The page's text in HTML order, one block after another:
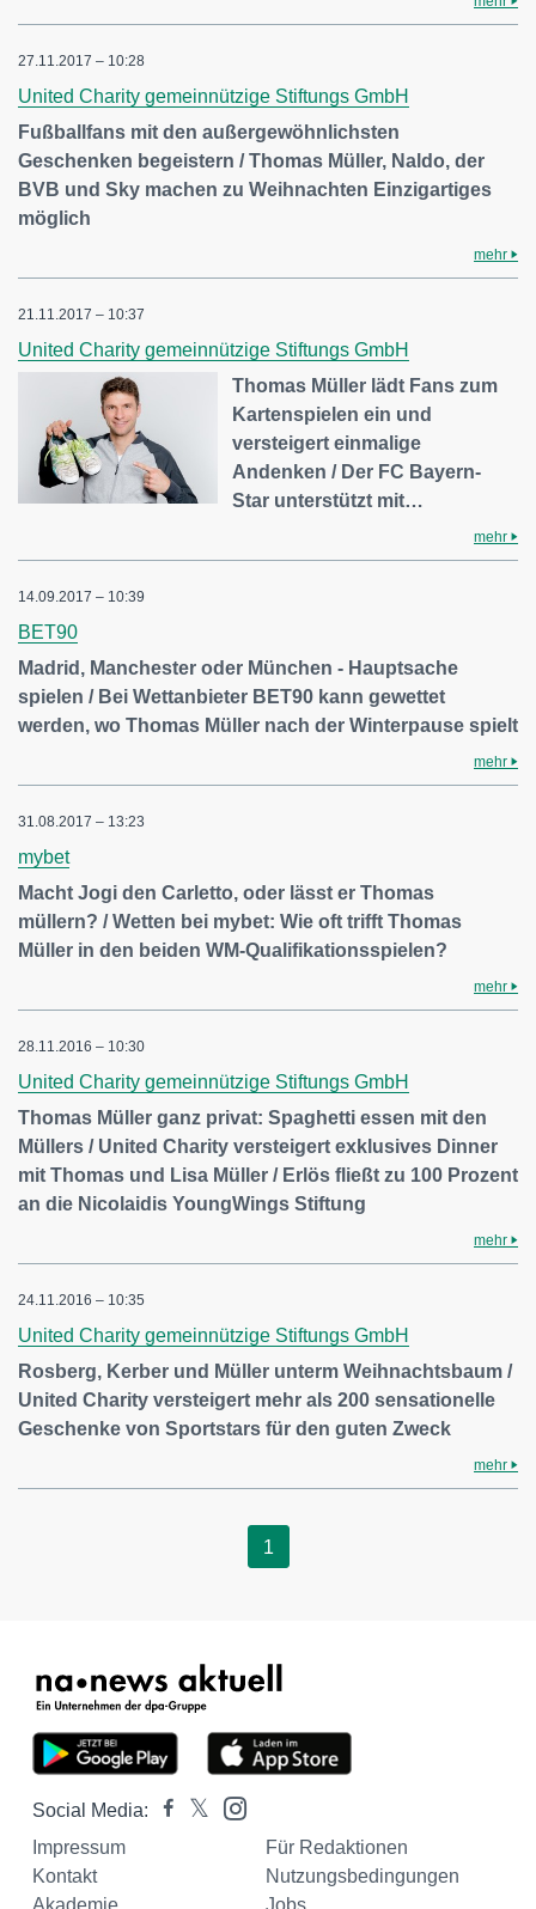
27.11.2017 – 10:28
United Charity gemeinnützige Stiftungs GmbH
Fußballfans mit den außergewöhnlichsten
Geschenken begeistern / Thomas Müller, Naldo, der
BVB und Sky machen zu Weihnachten Einzigartiges
möglich
mehr
21.11.2017 – 10:37
United Charity gemeinnützige Stiftungs GmbH
Thomas Müller lädt Fans zum
Kartenspielen ein und
versteigert einmalige
Andenken / Der FC Bayern-
Star unterstützt mit…
mehr
14.09.2017 – 10:39
BET90
Madrid, Manchester oder München - Hauptsache
spielen / Bei Wettanbieter BET90 kann gewettet
werden, wo Thomas Müller nach der Winterpause spielt
mehr
31.08.2017 – 13:23
mybet
Macht Jogi den Carletto, oder lässt er Thomas
müllern? / Wetten bei mybet: Wie oft trifft Thomas
Müller in den beiden WM-Qualifikationsspielen?
mehr
28.11.2016 – 10:30
United Charity gemeinnützige Stiftungs GmbH
Thomas Müller ganz privat: Spaghetti essen mit den
Müllers / United Charity versteigert exklusives Dinner
mit Thomas und Lisa Müller / Erlös fließt zu 100 Prozent
an die Nicolaidis YoungWings Stiftung
mehr
24.11.2016 – 10:35
United Charity gemeinnützige Stiftungs GmbH
Rosberg, Kerber und Müller unterm Weihnachtsbaum /
United Charity versteigert mehr als 200 sensationelle
Geschenke von Sportstars für den guten Zweck
mehr
1
Social Media:
Impressum
Für Redaktionen
Kontakt
Nutzungsbedingungen
Akademie
Jobs